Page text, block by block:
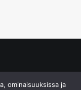
ominaisuuksissa ja